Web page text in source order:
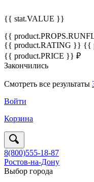
{{ stat.VALUE }}
{{
{{ product.RATING }} {{
{{ product.PRICE }} ₽
Закончились
Смотреть все результаты
Войти
Корзина
8(800)555-18-87
Ростов-на-Дону
Выбор города